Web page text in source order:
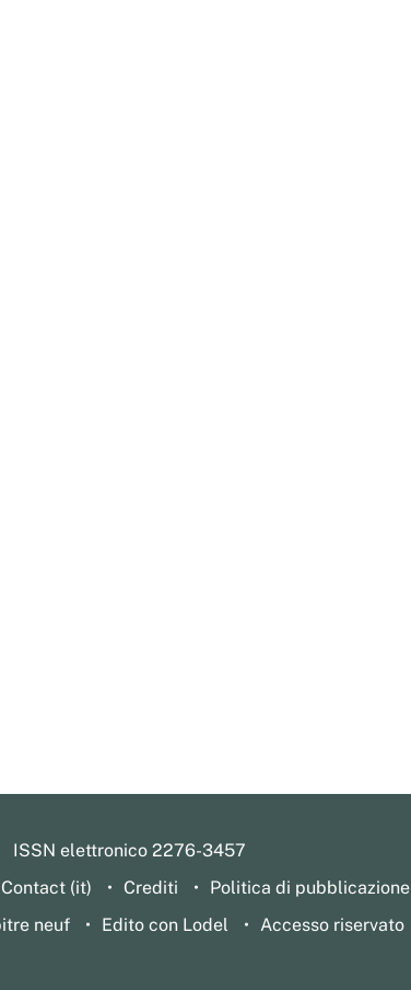
ISSN elettronico 2276-3457
Contact (it) Crediti
Politica di pubblicazione
neuf
Edito con Lodel Accesso riservato